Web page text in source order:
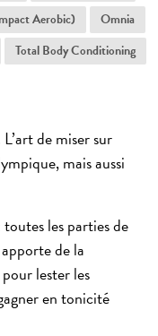
Aerobic)
Omnia
Total Body Conditioning
de miser sur
mais aussi
les parties de
de la
lester les
en tonicité